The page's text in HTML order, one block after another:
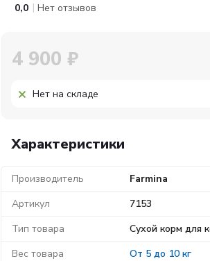
0,0 | Нет отзывов
Характеристики
Производитель
Farmina
Артикул
7153
Тип товара
Сухой корм для
Вес товара
От 5 до 10 кг
4 900 ₽
Нет на складе